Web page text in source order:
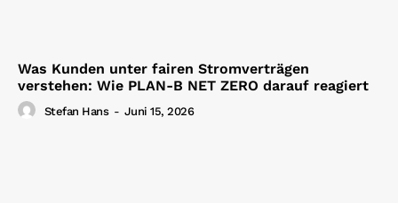
Was Kunden unter fairen Stromverträgen
verstehen: Wie PLAN-B NET ZERO darauf reagiert
Stefan Hans - Juni 15, 2026